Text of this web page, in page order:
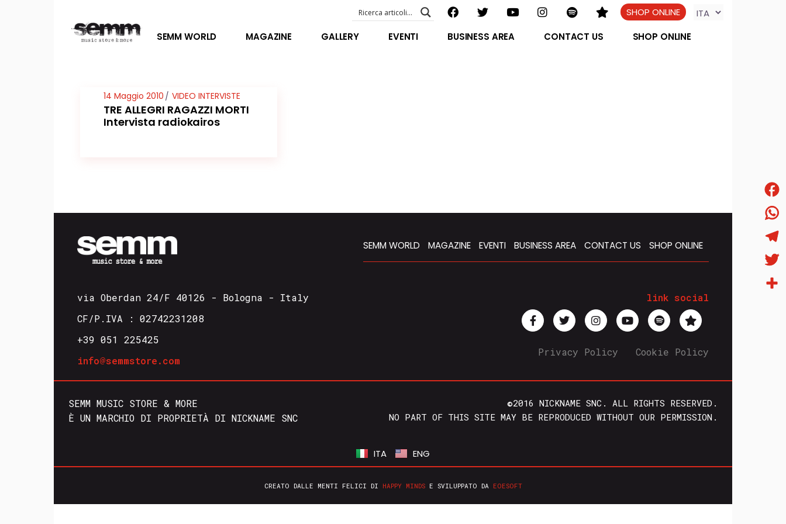
SEMM WORLD MAGAZINE GALLERY EVENTI BUSINESS AREA CONTACT US SHOP ONLINE
SHOP ONLINE
EVENTI – foto & video
14 Maggio 2010 VIDEO INTERVISTE
TRE ALLEGRI RAGAZZI MORTI
Intervista radiokairos
SEMM WORLD MAGAZINE EVENTI BUSINESS AREA CONTACT US SHOP ONLINE
via Oberdan 24/F 40126 - Bologna - Italy
CF/P.IVA : 02742231208
+39 051 225425
info@semmstore.com
link social
Privacy Policy Cookie Policy
SEMM MUSIC STORE & MORE
È UN MARCHIO DI PROPRIETÀ DI NICKNAME SNC
©2016 NICKNAME SNC. ALL RIGHTS RESERVED.
NO PART OF THIS SITE MAY BE REPRODUCED WITHOUT OUR PERMISSION.
ITA ENG
CREATO DALLE MENTI FELICI DI HAPPY MINDSE SVILUPPATO DA EOESOFT